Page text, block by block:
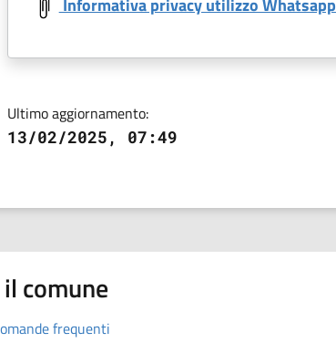
Ultimo aggiornamento:
13/02/2025, 07:49
comune
frequenti